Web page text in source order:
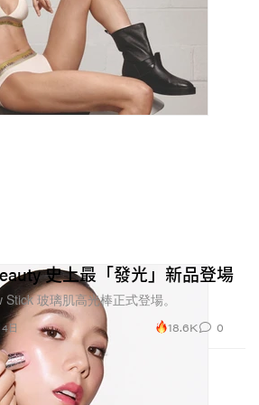
史上最「發光」新品登場
玻璃肌高光棒正式登場。
日 18.6K 0